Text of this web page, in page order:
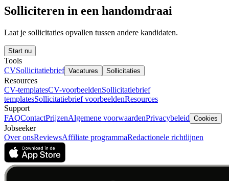
Solliciteren in een handomdraai
Laat je sollicitaties opvallen tussen andere kandidaten.
Start nu
Tools
CVSollicitatiebrief Vacatures Sollicitaties
Resources
CV-templatesCV-voorbeeldenSollicitatiebrief
templatesSollicitatiebrief voorbeeldenResources
Support
FAQContactPrijzenAlgemene voorwaardenPrivacybeleid Cookies
Jobseeker
Over onsReviewsAffiliate programmaRedactionele richtlijnen